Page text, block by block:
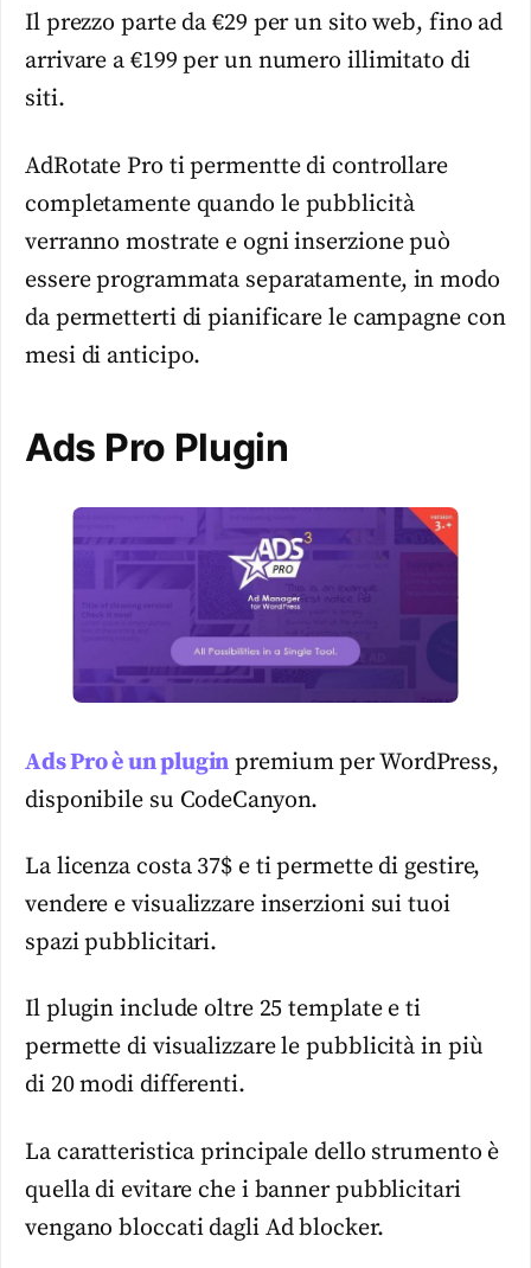
Il prezzo parte da €29 per un sito web, fino ad
arrivare a €199 per un numero illimitato di
siti.
AdRotate Pro ti permentte di controllare
completamente quando le pubblicità
verranno mostrate e ogni inserzione può
essere programmata separatamente, in modo
da permetterti di pianificare le campagne con
mesi di anticipo.
Ads Pro Plugin
Ads Pro è un plugin premium per WordPress,
disponibile su CodeCanyon.
La licenza costa 37$ e ti permette di gestire,
vendere e visualizzare inserzioni sui tuoi
spazi pubblicitari.
Il plugin include oltre 25 template e ti
permette di visualizzare le pubblicità in più
di 20 modi differenti.
La caratteristica principale dello strumento è
quella di evitare che i banner pubblicitari
vengano bloccati dagli Ad blocker.